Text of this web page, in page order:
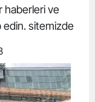
haberleri ve
edin. sitemizde